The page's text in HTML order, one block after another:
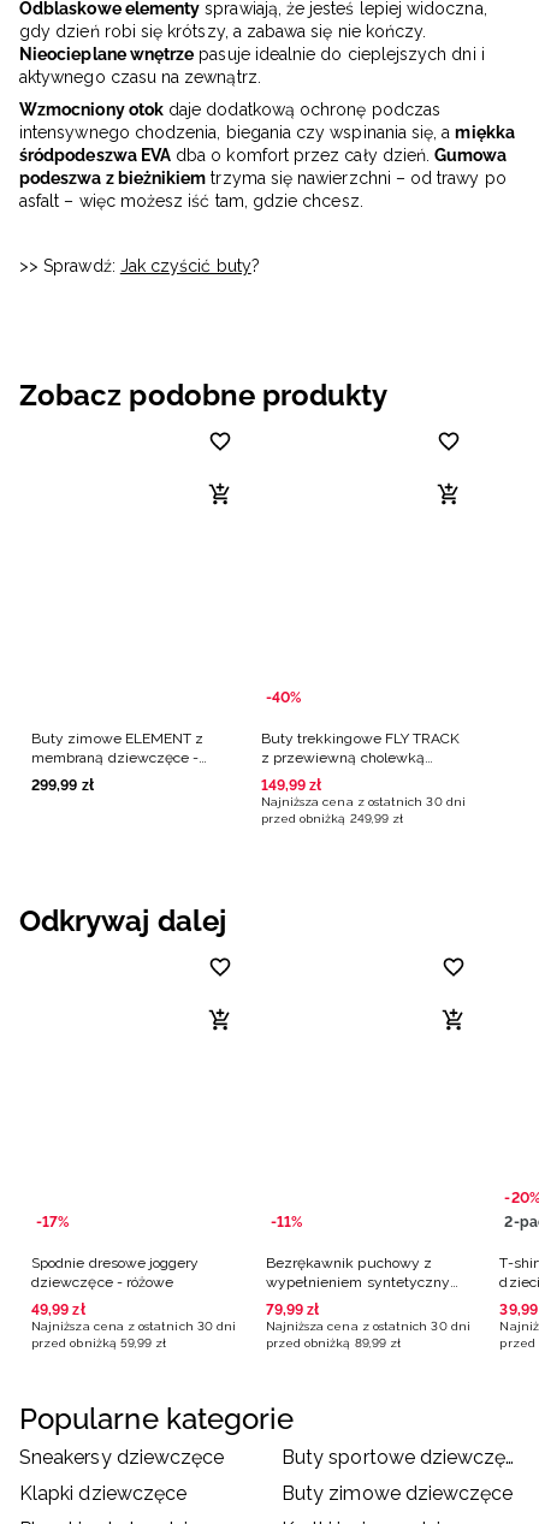
Odblaskowe elementy sprawiają, że jesteś lepiej widoczna,
gdy dzień robi się krótszy, a zabawa się nie kończy.
Nieocieplane wnętrze pasuje idealnie do cieplejszych dni i
aktywnego czasu na zewnątrz.
Wzmocniony otokdaje dodatkową ochronę podczas
intensywnego chodzenia, biegania czy wspinania się, amiękka
śródpodeszwa EVA dba o komfort przez cały dzień.Gumowa
podeszwa z bieżnikiem trzyma się nawierzchni – od trawy po
asfalt – więc możesz iść tam, gdzie chcesz.
>> Sprawdź: Jak czyścić buty?
Zobacz podobne produkty
Buty zimowe ELEMENT z
membraną dziewczęce -
różowe
299,99 zł
-40%
Buty trekkingowe FLY TRACK
z przewiewną cholewką
dziewczęce - różowe
149,99 zł
Najniższa cena z ostatnich 30 dni
przed obniżką 249,99 zł
Odkrywaj dalej
-17%
Spodnie dresowe joggery
dziewczęce - różowe
49,99 zł
Najniższa cena z ostatnich 30 dni
przed obniżką 59,99 zł
-11%
Bezrękawnik puchowy z
wypełnieniem syntetycznym
dziewczęcy - fioletowy
79,99 zł
Najniższa cena z ostatnich 30 dni
przed obniżką 89,99 zł
-20%
2-
T-
39,99
przed
Popularne kategorie
Sneakersy dziewczęce
Buty sportowe dziewczęce
Klapki dziewczęce
Buty zimowe dziewczęce